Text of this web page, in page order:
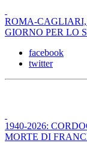
ROMA-
GIORNO PER LO
facebook
twitter
1940-2026:
MORTE DI